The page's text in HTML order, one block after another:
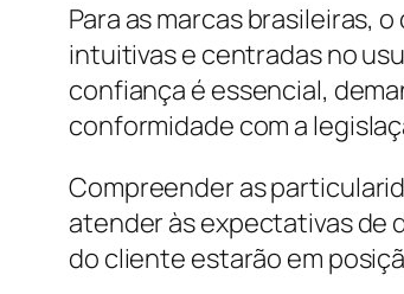
Para as marcas brasileiras,
intuitivas e centradas no
confiança é essencial,
conformidade com a
Compreender as
atender às expectativas de
do cliente estarão em